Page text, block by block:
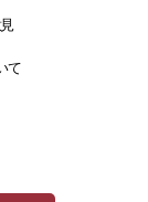
て